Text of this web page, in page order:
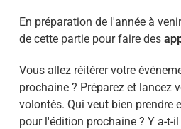
En préparation de l'année à
de cette partie pour faire des
Vous allez réitérer votre
prochaine ? Préparez et lancez
volontés. Qui veut bien prendre
pour l'édition prochaine ? Y a-t-